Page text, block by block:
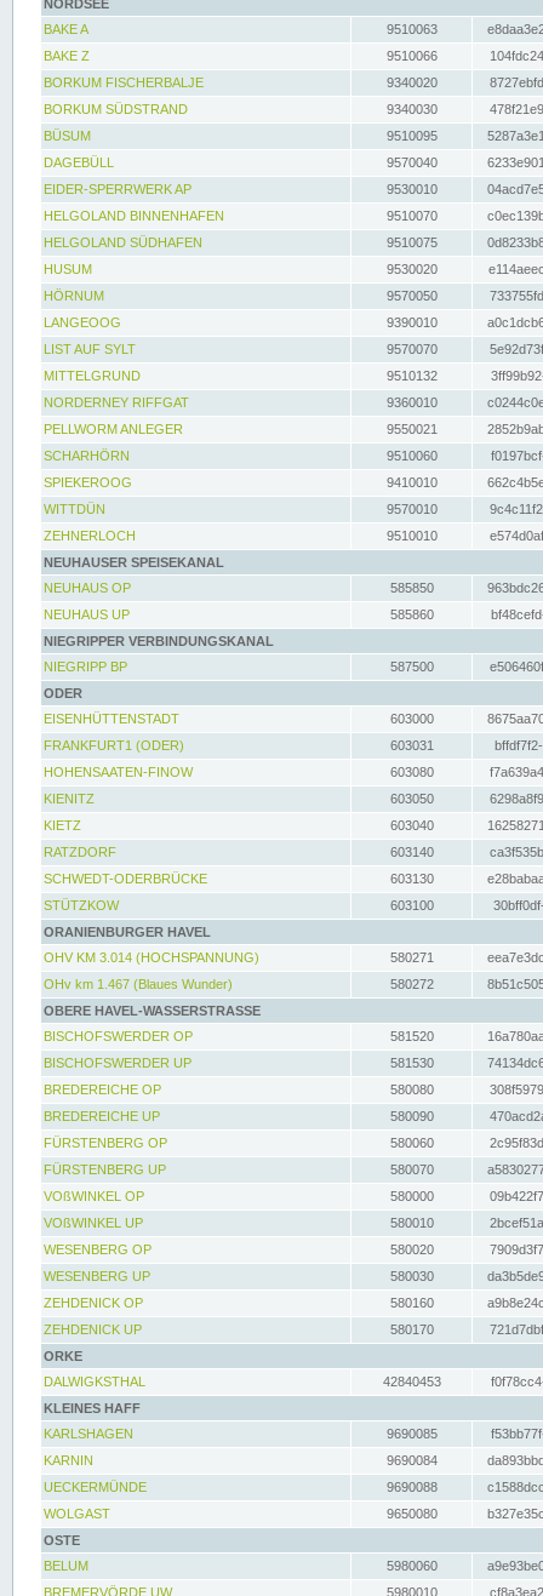
NORDSEE
BAKE A
9510063
BAKE Z
9510066
BORKUM FISCHERBALJE
9340020
BORKUM SÜDSTRAND
9340030
BÜSUM
9510095
DAGEBÜLL
9570040
EIDER-SPERRWERK AP
9530010
HELGOLAND BINNENHAFEN
9510070
HELGOLAND SÜDHAFEN
9510075
HUSUM
9530020
HÖRNUM
9570050
LANGEOOG
9390010
LIST AUF SYLT
9570070
MITTELGRUND
9510132
NORDERNEY RIFFGAT
9360010
PELLWORM ANLEGER
9550021
SCHARHÖRN
9510060
SPIEKEROOG
9410010
WITTDÜN
9570010
ZEHNERLOCH
9510010
NEUHAUSER SPEISEKANAL
NEUHAUS OP
585850
NEUHAUS UP
585860
NIEGRIPPER VERBINDUNGSKANAL
NIEGRIPP BP
587500
ODER
EISENHÜTTENSTADT
603000
FRANKFURT1 (ODER)
603031
HOHENSAATEN-FINOW
603080
KIENITZ
603050
KIETZ
603040
RATZDORF
603140
SCHWEDT-ODERBRÜCKE
603130
STÜTZKOW
603100
ORANIENBURGER HAVEL
OHV KM 3.014 (HOCHSPANNUNG)
580271
OHv km 1.467 (Blaues Wunder)
580272
OBERE HAVEL-WASSERSTRASSE
BISCHOFSWERDER OP
581520
BISCHOFSWERDER UP
581530
BREDEREICHE OP
580080
BREDEREICHE UP
580090
FÜRSTENBERG OP
580060
FÜRSTENBERG UP
580070
VOßWINKEL OP
580000
VOßWINKEL UP
580010
WESENBERG OP
580020
WESENBERG UP
580030
ZEHDENICK OP
580160
ZEHDENICK UP
580170
ORKE
DALWIGKSTHAL
42840453
KLEINES HAFF
KARLSHAGEN
9690085
KARNIN
9690084
UECKERMÜNDE
9690088
WOLGAST
9650080
OSTE
BELUM
5980060
BREMERVÖRDE UW
5980010